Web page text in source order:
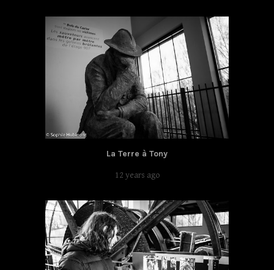
La Terre à Tony
12 years ago